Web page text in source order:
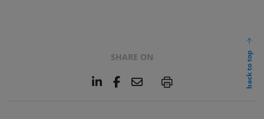
SHARE ON
L
F
E
P
back to top